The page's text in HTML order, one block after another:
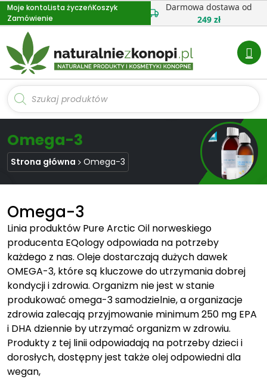
Przejdź
do
treści
Moje kontoLista życzeńKoszyk
Zamówienie
Darmowa dostawa od
249 zł
Wyszukiwarka
produktów
Omega-3
Strona główna Omega-3
Omega-3
Linia produktów Pure Arctic Oil norweskiego
producenta EQology odpowiada na potrzeby
każdego z nas. Oleje dostarczają dużych dawek
OMEGA-3, które są kluczowe do utrzymania dobrej
kondycji i zdrowia. Organizm nie jest w stanie
produkować omega-3 samodzielnie, a organizacje
zdrowia zalecają przyjmowanie minimum 250 mg EPA
i DHA dziennie by utrzymać organizm w zdrowiu.
Produkty z tej linii odpowiadają na potrzeby dzieci i
dorosłych, dostępny jest także olej odpowiedni dla
wegan,